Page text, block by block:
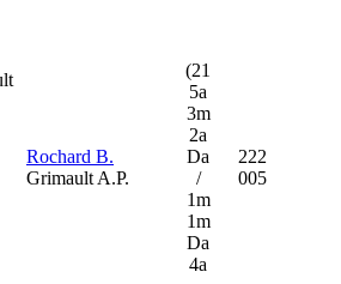
Rochard B.
Grimault A.P.
(21
5a
3m
2a
Da
/
1m
1m
Da
4a
222
005